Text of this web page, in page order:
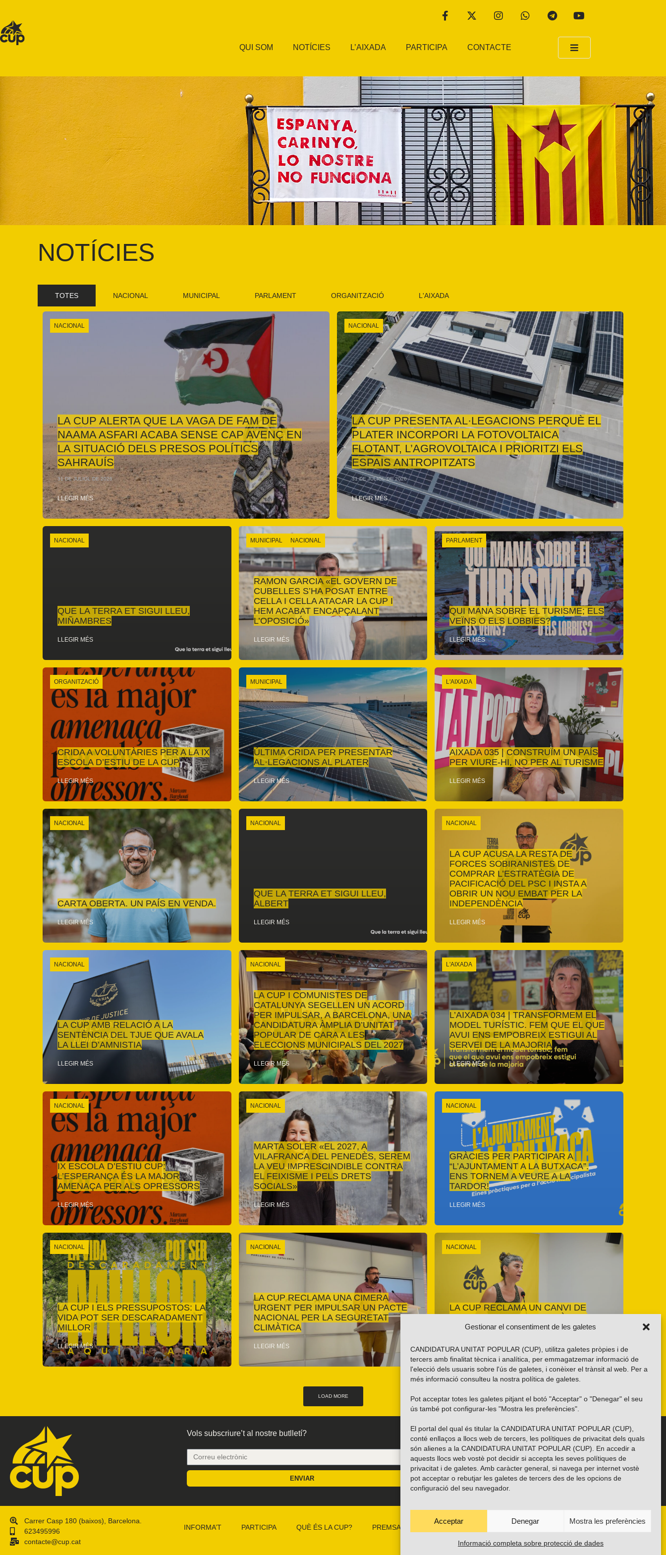
Gestionar el consentiment de les galetes
CANDIDATURA UNITAT POPULAR (CUP), utilitza galetes pròpies i de
tercers amb finalitat tècnica i analítica, per emmagatzemar informació de
l'elecció dels usuaris sobre l'ús de galetes, i conèixer el trànsit al web. Per a
més informació consulteu la nostra política de galetes
Pot acceptar totes les galetes pitjant el botó "Acceptar" o "Denegar" el seu
ús també pot configurar-les "Mostra les preferències".
El portal del qual és titular la CANDIDATURA UNITAT POPULAR (CUP),
conté enllaços a llocs web de tercers, les polítiques de privacitat dels quals
són alienes a la CANDIDATURA UNITAT POPULAR (CUP). En accedir a
aquests llocs web vostè pot decidir si accepta les seves polítiques de
privacitat i de galetes. Amb caràcter general, si navega per internet vostè
pot acceptar o rebutjar les galetes de tercers des de les opcions de
configuració del seu navegador.
Acceptar Denegar Mostra les preferències
Informació completa sobre protecció de dades
QUI SOM NOTÍCIES L’AIXADA PARTICIPA CONTACTE
NOTÍCIES
TOTES NACIONAL MUNICIPAL PARLAMENT ORGANITZACIÓ L'AIXADA
LA CUP ALERTA QUE LA VAGA DE FAM DE
NAAMA ASFARI ACABA SENSE CAP AVENÇ EN
LA SITUACIÓ DELS PRESOS POLÍTICS
SAHRAUÍS
31 DE JULIOL DE 2026
LLEGIR MÉS
NACIONAL
LA CUP PRESENTA AL·LEGACIONS PERQUÈ EL
PLATER INCORPORI LA FOTOVOLTAICA
FLOTANT, L’AGROVOLTAICA I PRIORITZI ELS
ESPAIS ANTROPITZATS
31 DE JULIOL DE 2026
LLEGIR MÉS
NACIONAL
QUE LA TERRA ET SIGUI LLEU,
MIÑAMBRES
LLEGIR MÉS
NACIONAL
RAMON GARCIA «EL GOVERN DE
CUBELLES S’HA POSAT ENTRE
CELLA I CELLA ATACAR LA CUP I
HEM ACABAT ENCAPÇALANT
L’OPOSICIÓ»
LLEGIR MÉS
MUNICIPAL NACIONAL
QUI MANA SOBRE EL TURISME; ELS
VEÏNS O ELS LOBBIES?
LLEGIR MÉS
PARLAMENT
CRIDA A VOLUNTÀRIES PER A LA IX
ESCOLA D’ESTIU DE LA CUP
LLEGIR MÉS
ORGANITZACIÓ
ÚLTIMA CRIDA PER PRESENTAR
AL·LEGACIONS AL PLATER
LLEGIR MÉS
MUNICIPAL
AIXADA 035 | CONSTRUÏM UN PAÍS
PER VIURE-HI, NO PER AL TURISME
LLEGIR MÉS
L'AIXADA
CARTA OBERTA. UN PAÍS EN VENDA.
LLEGIR MÉS
NACIONAL
QUE LA TERRA ET SIGUI LLEU,
ALBERT
LLEGIR MÉS
NACIONAL
LA CUP ACUSA LA RESTA DE
FORCES SOBIRANISTES DE
COMPRAR L’ESTRATÈGIA DE
PACIFICACIÓ DEL PSC I INSTA A
OBRIR UN NOU EMBAT PER LA
INDEPENDÈNCIA
LLEGIR MÉS
NACIONAL
LA CUP AMB RELACIÓ A LA
SENTÈNCIA DEL TJUE QUE AVALA
LA LLEI D’AMNISTIA
LLEGIR MÉS
NACIONAL
LA CUP I COMUNISTES DE
CATALUNYA SEGELLEN UN ACORD
PER IMPULSAR, A BARCELONA, UNA
CANDIDATURA ÀMPLIA D’UNITAT
POPULAR DE CARA A LES
ELECCIONS MUNICIPALS DEL 2027
LLEGIR MÉS
NACIONAL
L’AIXADA 034 | TRANSFORMEM EL
MODEL TURÍSTIC. FEM QUE EL QUE
AVUI ENS EMPOBREIX ESTIGUI AL
SERVEI DE LA MAJORIA
LLEGIR MÉS
L'AIXADA
IX ESCOLA D’ESTIU CUP:
L’ESPERANÇA ÉS LA MAJOR
AMENAÇA PER ALS OPRESSORS
LLEGIR MÉS
NACIONAL
MARTA SOLER «EL 2027, A
VILAFRANCA DEL PENEDÈS, SEREM
LA VEU IMPRESCINDIBLE CONTRA
EL FEIXISME I PELS DRETS
SOCIALS»
LLEGIR MÉS
NACIONAL
GRÀCIES PER PARTICIPAR A
“L’AJUNTAMENT A LA BUTXACA”.
ENS TORNEM A VEURE A LA
TARDOR!
LLEGIR MÉS
NACIONAL
LA CUP I ELS PRESSUPOSTOS: LA
VIDA POT SER DESCARADAMENT
MILLOR
LLEGIR MÉS
NACIONAL
LA CUP RECLAMA UNA CIMERA
URGENT PER IMPULSAR UN PACTE
NACIONAL PER LA SEGURETAT
CLIMÀTICA
LLEGIR MÉS
NACIONAL
LA CUP RECLAMA UN CANVI DE
CLIMÀTICA
LLEGIR MÉS
NACIONAL
LOAD MORE
Vols subscriure’t al nostre butlletí?
ENVIAR
Troba’ns a les xarxes socials
Carrer Casp 180 (baixos), Barcelona.
623495996
contacte@cup.cat
INFORMA’T PARTICIPA QUÈ ÉS LA CUP? PREMSA CAMPANYES TRANSPARÈNCIA
PROTECCIÓ DE DADES POLÍTICA DE GALETES (EU)